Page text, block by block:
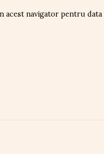
acest navigator pentru